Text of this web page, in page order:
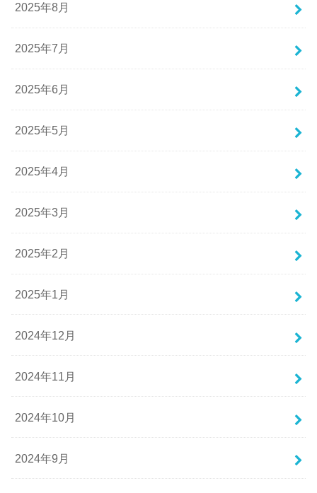
2025年8月
2025年7月
2025年6月
2025年5月
2025年4月
2025年3月
2025年2月
2025年1月
2024年12月
2024年11月
2024年10月
2024年9月